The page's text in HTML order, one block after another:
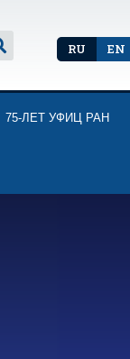
RU EN
75-ЛЕТ УФИЦ РАН